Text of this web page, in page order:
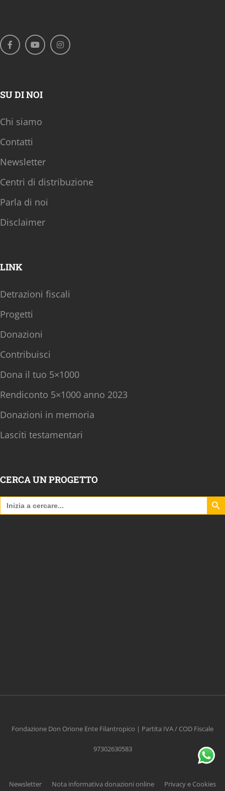
SU DI NOI
Chi siamo
Contatti
Newsletter
Centri di distribuzione
Parla di noi
Disclaimer
LINK
Detrazioni fiscali
Progetti
Donazioni
Contribuisci
Dona il tuo 5×1000
Rendiconto 5×1000 anno 2023
Donazioni in memoria
Lasciti testamentari
CERCA UN PROGETTO
Search
for:
Search
Fondazione Don Orione Ente Filantropico | Partita IVA / COD Fiscale
97302630583
Newsletter Nota informativa donazioni online Privacy e Cookies